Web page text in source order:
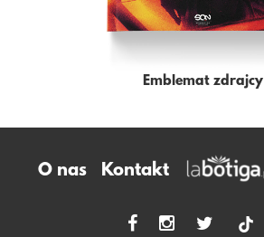
Emblemat zdrajcy
O nas Kontakt
tiktok